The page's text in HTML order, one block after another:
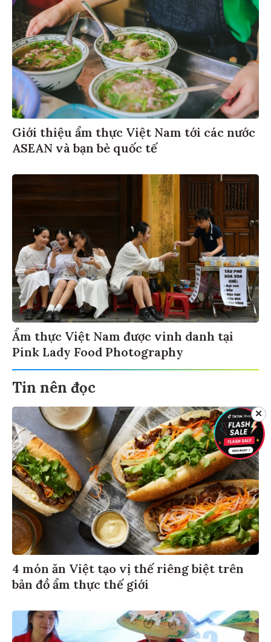
Giới thiệu ẩm thực Việt Nam tới các nước
ASEAN và bạn bè quốc tế
Ẩm thực Việt Nam được vinh danh tại
Pink Lady Food Photography
Tin nên đọc
4 món ăn Việt tạo vị thế riêng biệt trên
bản đồ ẩm thực thế giới
✕